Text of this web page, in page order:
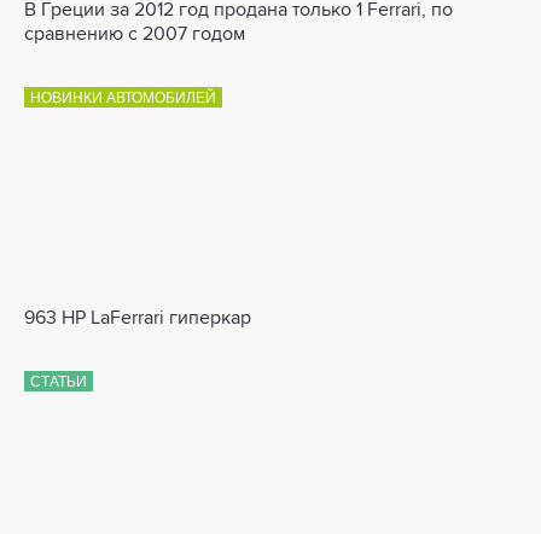
В Греции за 2012 год продана только 1 Ferrari, по
сравнению с 2007 годом
НОВИНКИ АВТОМОБИЛЕЙ
963 HP LaFerrari гиперкар
СТАТЬИ